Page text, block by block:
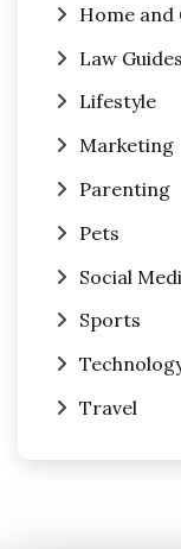
Home and
Law Guides
Lifestyle
Marketing
Parenting
Pets
Social
Sports
Travel